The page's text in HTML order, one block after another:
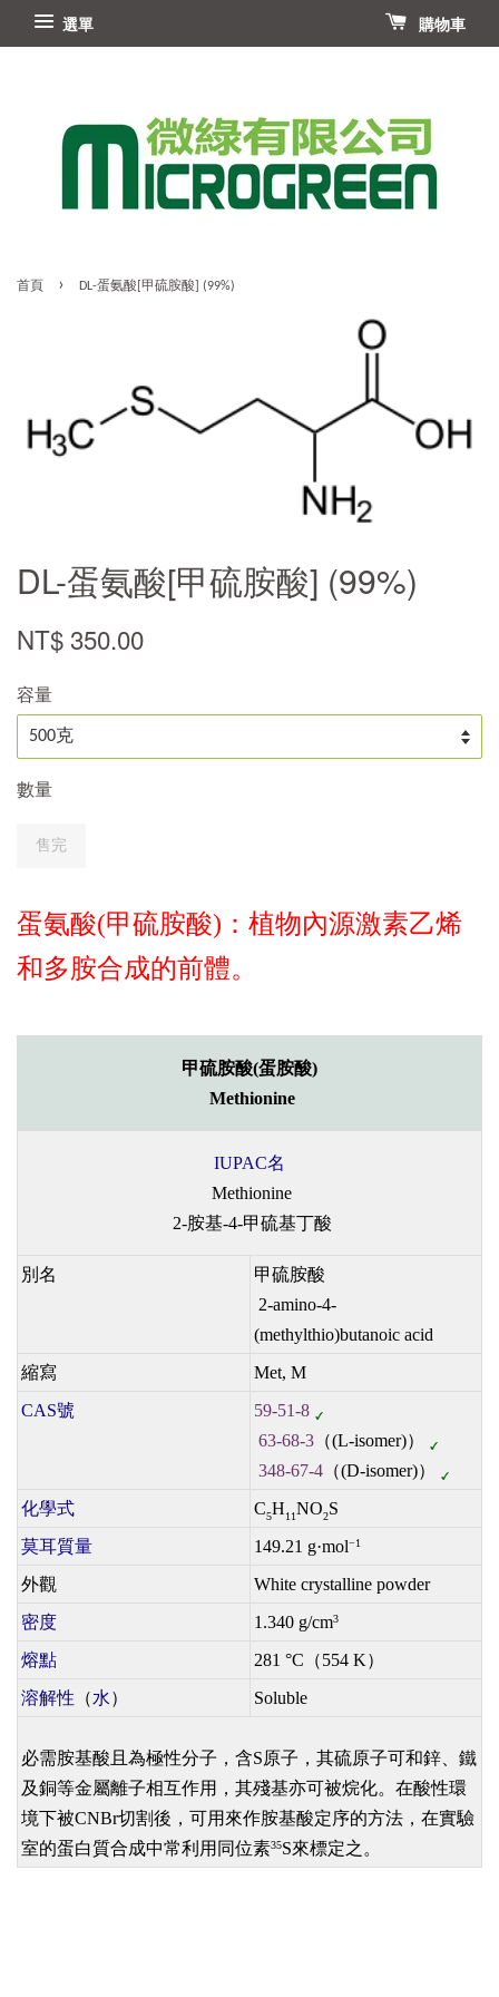
選單 購物車
首頁 › DL-蛋氨酸[甲硫胺酸] (99%)
DL-蛋氨酸[甲硫胺酸] (99%)
NT$ 350.00
容量
數量
售完
蛋氨酸(甲硫胺酸)：植物內源激素乙烯
和多胺合成的前體。
甲硫胺酸(蛋胺酸)
Methionine
IUPAC名
Methionine
2-胺基-4-甲硫基丁酸
別名
甲硫胺酸
2-amino-4-
(methylthio)butanoic acid
縮寫
Met, M
CAS號
59-51-8
63-68-3 （(L-isomer)）
348-67-4 （(D-isomer)）
化學式
C5H11NO2S
莫耳質量
149.21 g·mol−1
外觀
White crystalline powder
密度
1.340 g/cm3
熔點
281 °C（554 K）
溶解性 （水） Soluble
必需胺基酸且為極性分子，含S原子，其硫原子可和鋅、鐵
及銅等金屬離子相互作用，其殘基亦可被烷化。在酸性環
境下被CNBr切割後，可用來作胺基酸定序的方法，在實驗
室的蛋白質合成中常利用同位素35S來標定之。